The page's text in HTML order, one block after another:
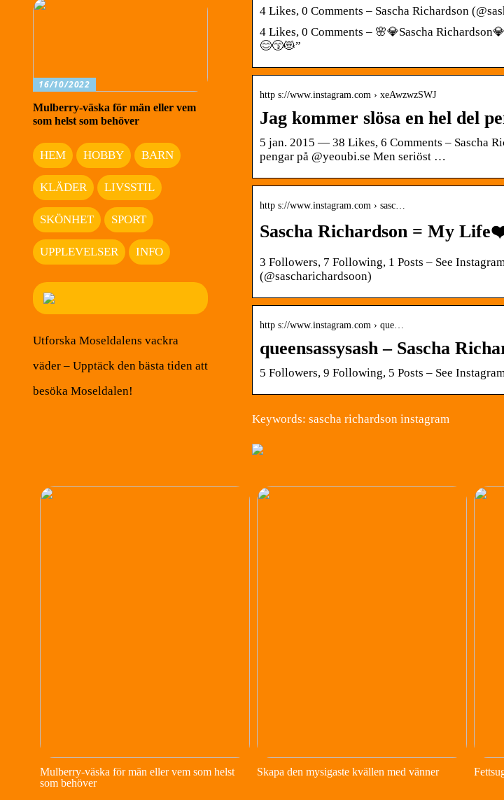
4 Likes, 0 Comments – Sascha Richardson
4 Likes, 0 Comments – 🌸💎Sascha
😊😙😻”
http s://www.instagram.com › xeAwzwzSWJ
Jag kommer slösa en hel del
5 jan. 2015 — 38 Likes, 6 Comments – Sascha
pengar på @yeoubi.se Men seriöst …
http s://www.instagram.com › sasc…
Sascha Richardson = My
3 Followers, 7 Following, 1 Posts – See
(@sascharichardsoon)
http s://www.instagram.com › que…
queensassysash – Sascha
5 Followers, 9 Following, 5 Posts – See
Keywords: sascha richardson instagram
16/10/2022
Mulberry-väska för män eller vem
som helst som behöver
HEM HOBBY BARN
KLÄDER LIVSSTIL
SKÖNHET SPORT
UPPLEVELSER INFO
Utforska Moseldalens vackra
väder – Upptäck den bästa tiden att
besöka Moseldalen!
Mulberry-väska för män eller vem som helst
som behöver
Skapa den mysigaste kvällen med vänner